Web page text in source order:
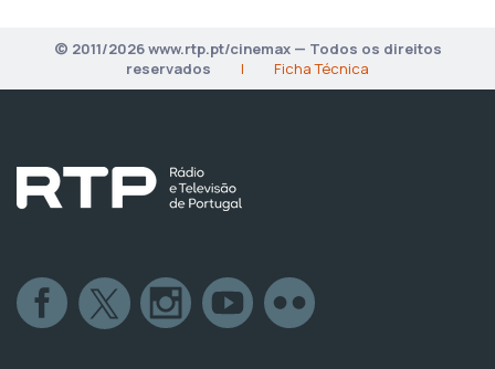
© 2011/2026 www.rtp.pt/cinemax — Todos os direitos
reservados
| Ficha Técnica